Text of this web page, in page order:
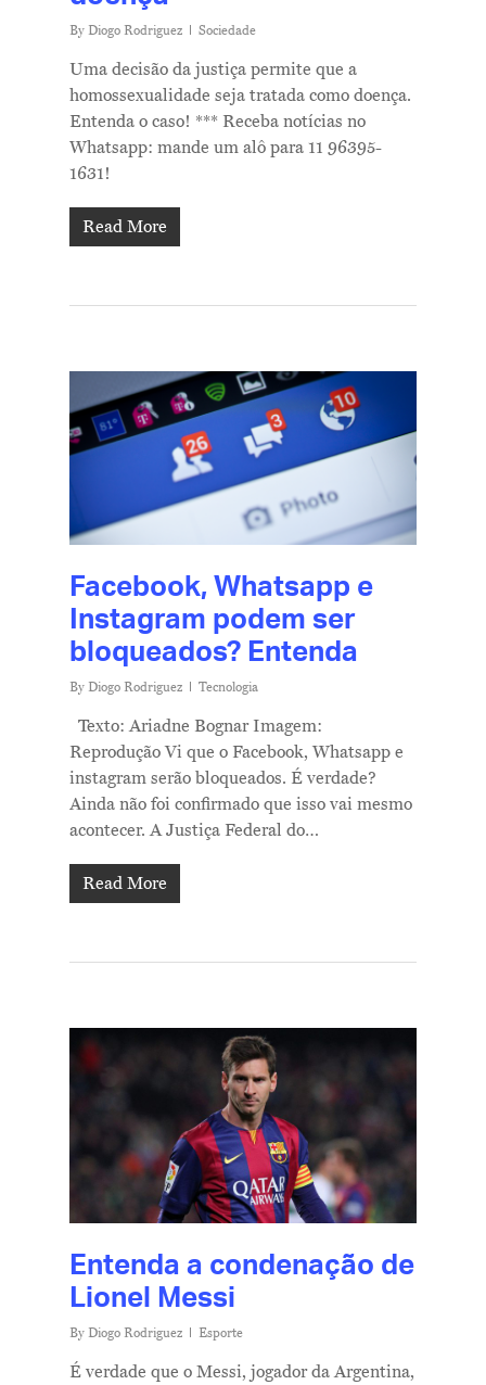
By Diogo Rodriguez Sociedade
Uma decisão da justiça permite que a
homossexualidade seja tratada como doença.
Entenda o caso! *** Receba notícias no
Whatsapp: mande um alô para 11 96395-
1631!
Read More
Facebook, Whatsapp e
Instagram podem ser
bloqueados? Entenda
By Diogo Rodriguez Tecnologia
Texto: Ariadne Bognar Imagem:
Reprodução Vi que o Facebook, Whatsapp e
instagram serão bloqueados. É verdade?
Ainda não foi confirmado que isso vai mesmo
acontecer. A Justiça Federal do…
Read More
Entenda a condenação de
Lionel Messi
By Diogo Rodriguez Esporte
É verdade que o Messi, jogador da Argentina,